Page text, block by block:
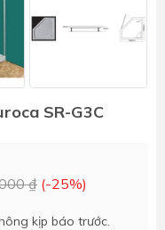
SR-G3C
₫ (-25%)
kịp báo trước.